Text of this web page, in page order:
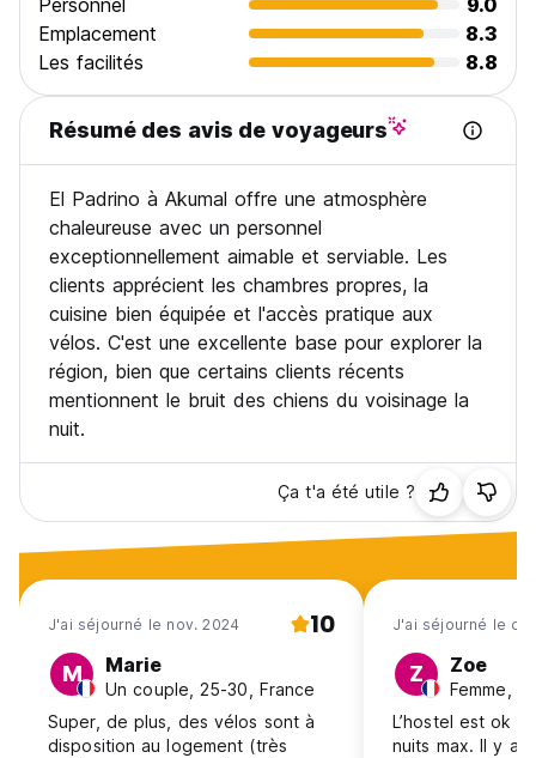
Personnel
9.0
Emplacement
8.3
Les facilités
8.8
Résumé des avis de voyageurs
El Padrino à Akumal offre une atmosphère
chaleureuse avec un personnel
exceptionnellement aimable et serviable. Les
clients apprécient les chambres propres, la
cuisine bien équipée et l'accès pratique aux
vélos. C'est une excellente base pour explorer la
région, bien que certains clients récents
mentionnent le bruit des chiens du voisinage la
nuit.
Ça t'a été utile ?
J'ai séjourné le nov. 2024 10
M Marie
Un couple, 25-30, France
Super, de plus, des vélos sont à
disposition au logement (très
J'ai séjourné le
Z Zoe
Femme,
L’hostel est ok
nuits max. Il y a